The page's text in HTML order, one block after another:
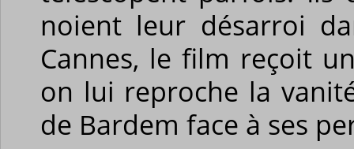
noient leur désarroi
Cannes, le film reçoit
on lui reproche la
de Bardem face à ses